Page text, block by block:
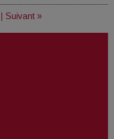
| Suivant »